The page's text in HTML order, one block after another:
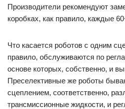
Производители рекомендуют
коробках, как правило, каждые
Что касается роботов с одним
правило, обслуживаются по
основе которых, собственно, и
Преселективные же роботы
сцеплением, соответственно,
трансмиссионные жидкости, и